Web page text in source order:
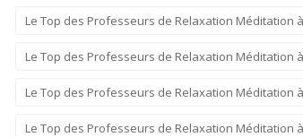
Le Top des Professeurs de Relaxation Méditation
Le Top des Professeurs de Relaxation Méditation
Le Top des Professeurs de Relaxation Méditation
Le Top des Professeurs de Relaxation Méditation